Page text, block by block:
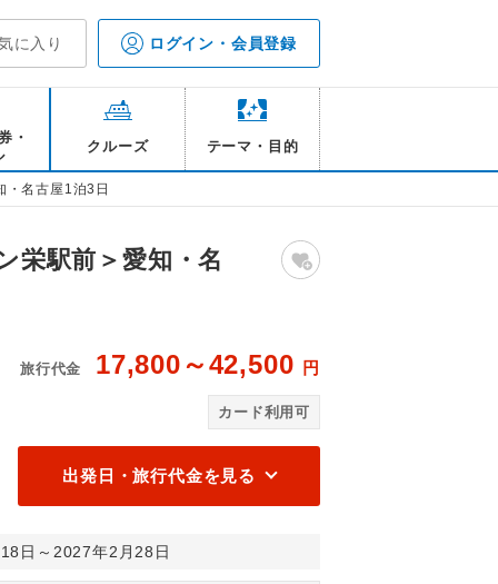
に入り ログイン・会員登録
・
クルーズ テーマ・目的
名古屋1泊3日
栄駅前＞愛知・名
旅行代金 17,800～42,500 円
カード利用可
出発日・旅行代金を見る
日～2027年2月28日